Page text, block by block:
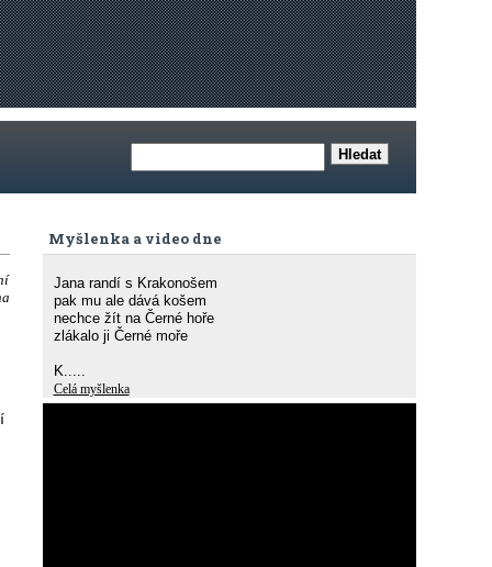
Myšlenka a video dne
Jana randí s Krakonošem
pak mu ale dává košem
nechce žít na Černé hoře
zlákalo ji Černé moře
K.....
Celá myšlenka